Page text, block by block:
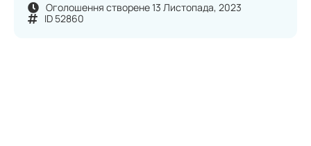
Оголошення створене 13 Листопада, 2023
ID 52860